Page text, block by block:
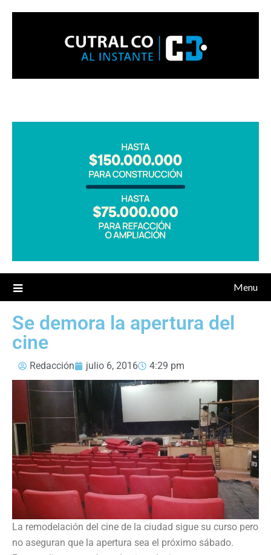
Menu
Se demora la apertura del
cine
Redacción julio 6, 2016 4:29 pm
La remodelación del cine de la ciudad sigue su curso pero
no aseguran que la apertura sea el próximo sábado.